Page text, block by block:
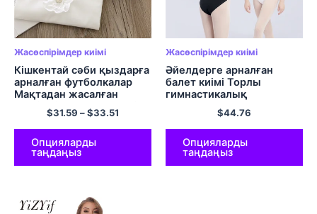
Жасөспірімдер киімі
Кішкентай сәби қыздарға
арналған футболкалар
Мақтадан жасалған
сүйкімді ақ ұзын жеңді
көйлектер Балаларға
арналған күзгі көктем
Балаларға арналған
тоқылған жағасы
шілтерлі футболкалар
$31.59 –$33.51
Опцияларды
таңдаңыз
Жасөспірімдер киімі
Әйелдерге арналған
балет киімі Торлы
гимнастикалық
майлықтар Қыздарға
арналған стрейч-қара ақ
балет денесі ересектерге
арналған би костюмдері
$44.76
Опцияларды
таңдаңыз